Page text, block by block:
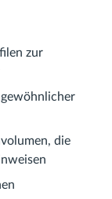
zur
die